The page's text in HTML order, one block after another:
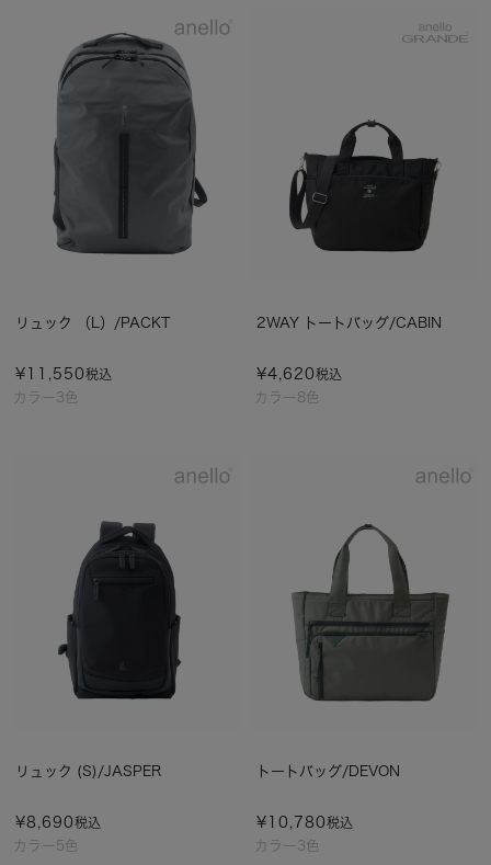
カラー3色
リュック （L）/PACKT
¥ 11,550税込
カラー8色
2WAY トートバッグ/CABIN
¥4,620税込
カラー5色
リュック (S)/JASPER
¥8,690税込
カラー3色
トートバッグ/DEVON
¥ 10,780税込